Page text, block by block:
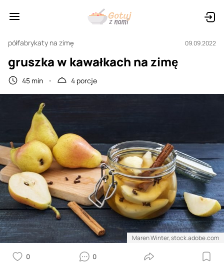
półfabrykaty na zimę 09.09.2022
gruszka w kawałkach na zimę
45 min 4 porcje
Maren Winter, stock.adobe.com
0 0